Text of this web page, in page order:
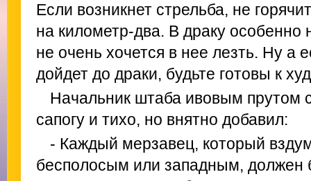
Если возникнет стрельба, не
на километр-два. В драку особенно
не очень хочется в нее лезть. Ну а
дойдет до драки, будьте готовы к
Начальник штаба ивовым прутом
сапогу и тихо, но внятно добавил:
- Каждый мерзавец, который
бесполосым или западным, должен